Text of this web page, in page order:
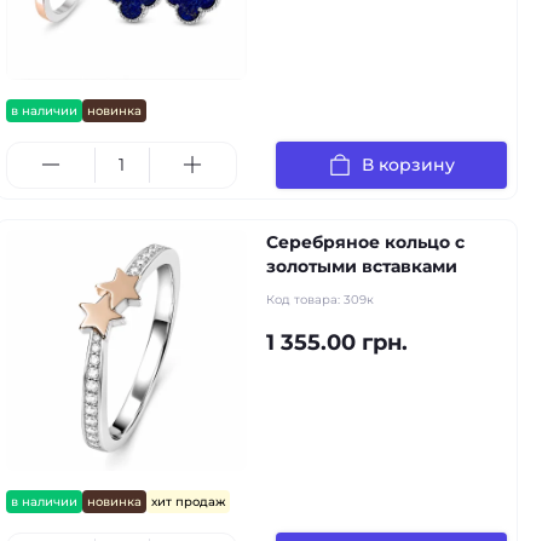
в наличии новинка
В корзину
в наличии новинка хит продаж
Серебряное кольцо с
золотыми вставками
Код товара: 309к
1 355.00 грн.